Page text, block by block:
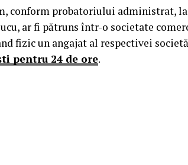
conform probatoriului administrat, la
ar fi pătruns într-o societate
fizic un angajat al respectivei
pentru 24 de ore.